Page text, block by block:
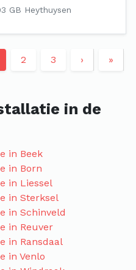
GB Heythuysen
2 3 › »
in de
in Beek
in Born
in Liessel
in Sterksel
in Schinveld
in Reuver
in Ransdaal
in Venlo